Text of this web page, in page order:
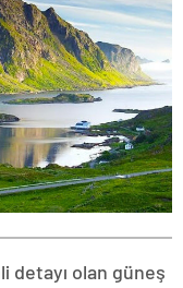
detayı olan güneş